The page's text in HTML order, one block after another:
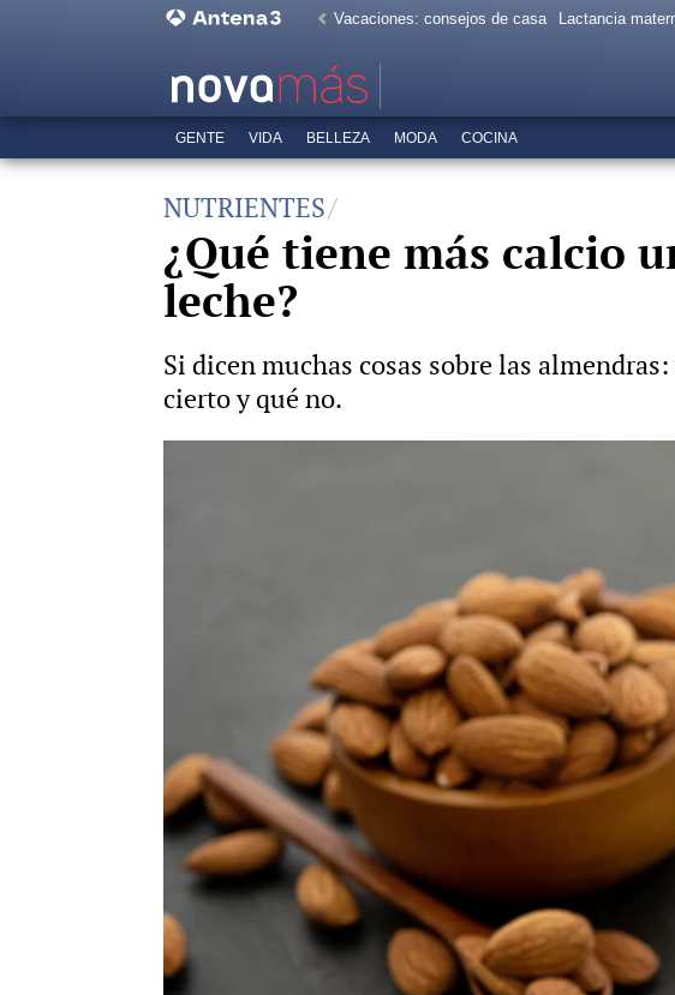
Vacaciones: consejos de casa Lactancia
GENTE VIDA BELLEZA MODA COCINA
NUTRIENTES
¿Qué tiene más calcio
leche?
Si dicen muchas cosas sobre las
cierto y qué no.